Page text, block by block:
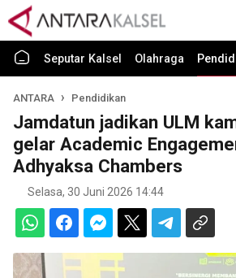
Seputar Kalsel Olahraga
ANTARA Pendidikan
Jamdatun jadikan ULM
gelar Academic
Adhyaksa Chambers
Selasa, 30 Juni 2026 14:44